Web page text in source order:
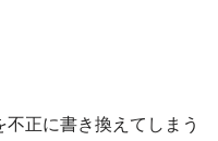
正に書き換えてしまう